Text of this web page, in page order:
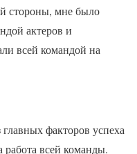
стороны, мне было
актеров и
всей командой на
факторов успеха
всей команды.